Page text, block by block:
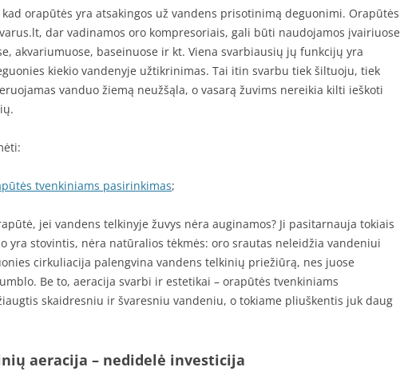
orapūtės yra atsakingos už vandens prisotinimą deguonimi. Orapūtės
dar vadinamos oro kompresoriais, gali būti naudojamos įvairiuose
akvariumuose, baseinuose ir kt. Viena svarbiausių jų funkcijų yra
kiekio vandenyje užtikrinimas. Tai itin svarbu tiek šiltuoju, tiek
vanduo žiemą neužšąla, o vasarą žuvims nereikia kilti ieškoti
tvenkiniams pasirinkimas;
jei vandens telkinyje žuvys nėra auginamos? Ji pasitarnauja tokiais
yra stovintis, nėra natūralios tėkmės: oro srautas neleidžia vandeniui
cirkuliacija palengvina vandens telkinių priežiūrą, nes juose
Be to, aeracija svarbi ir estetikai – orapūtės tvenkiniams
skaidresniu ir švaresniu vandeniu, o tokiame pliuškentis juk daug
aeracija – nedidelė investicija